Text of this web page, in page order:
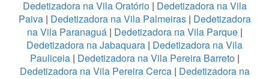
Dedetizadora na Vila Oratório| Dedetizadora na Vila
Paiva| Dedetizadora na Vila Palmeiras| Dedetizadora
na Vila Paranaguá| Dedetizadora na Vila Parque|
Dedetizadora na Jabaquara | Dedetizadora na Vila
Pauliceia| Dedetizadora na Vila Pereira Barreto|
Dedetizadora na Vila Pereira Cerca| Dedetizadora na